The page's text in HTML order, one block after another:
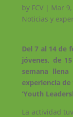
by FCV| Mar
Noticias y
Del 7 al 14 de
jóvenes, de
semana
experiencia de
‘Youth
La actividad